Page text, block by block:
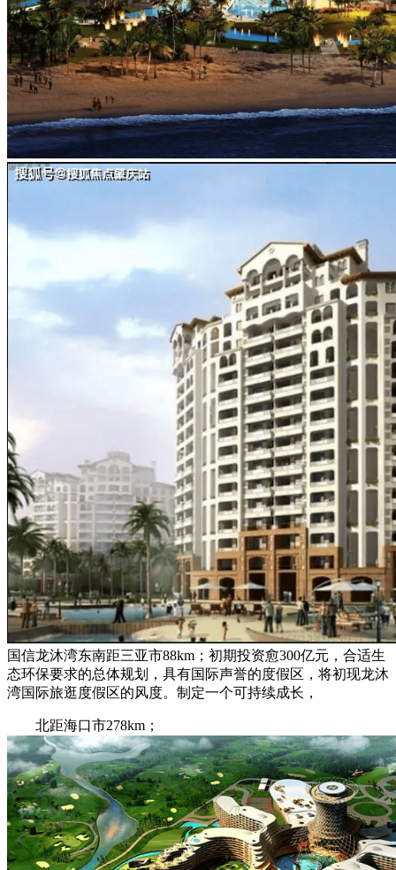
国信龙沐湾东南距三亚市88km；初期投资愈300亿元，合适生
态环保要求的总体规划，具有国际声誉的度假区，将初现龙沐
湾国际旅逛度假区的风度。制定一个可持续成长，
北距海口市278km；